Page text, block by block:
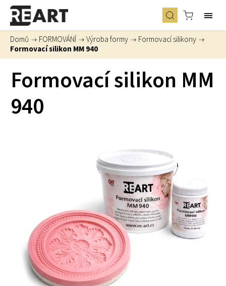
Domů / FORMOVÁNÍ / Výroba formy / Formovací silikony /
Formovací silikon MM 940
Formovací silikon MM
940